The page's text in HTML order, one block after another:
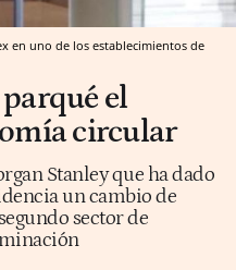
en uno de los establecimientos de
el
circular
Stanley que ha dado
un cambio de
sector de